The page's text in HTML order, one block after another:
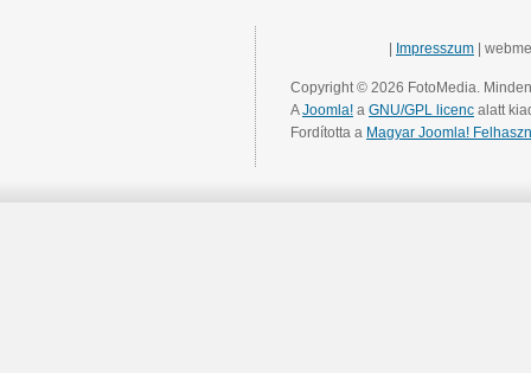
Impresszum |
Copyright © 2026 FotoMedia.
AJoomla! a GNU/GPL licenc alatt
Fordította a Magyar Joomla!